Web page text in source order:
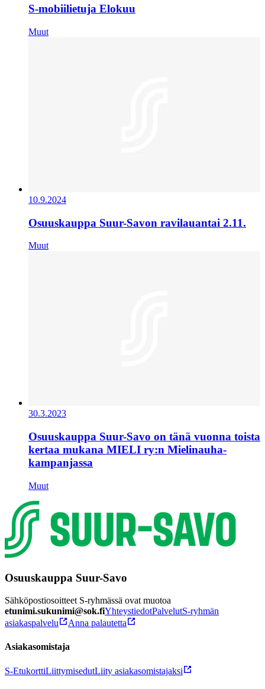
S-mobiilietuja Elokuu
Muut
10.9.2024
Osuuskauppa Suur-Savon ravilauantai 2.11.
Muut
30.3.2023
Osuuskauppa Suur-Savo on tänä vuonna toista
kertaa mukana MIELI ry:n Mielinauha-
kampanjassa
Muut
Osuuskauppa Suur-Savo
Sähköpostiosoitteet S-ryhmässä ovat muotoa
etunimi.sukunimi@sok.fiYhteystiedotPalvelutS-ryhmän
asiakaspalvelu
Anna palautetta
Asiakasomistaja
S-EtukorttiLiittymisedutLiity asiakasomistajaksi